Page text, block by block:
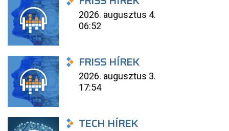
2026. augusztus 4.
06:52
FRISS HÍREK
2026. augusztus 3.
17:54
TECH HÍREK